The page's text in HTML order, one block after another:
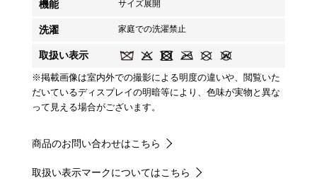
機能 サイズ展開
洗濯 家庭での洗濯禁止
取扱い表示
※掲載画像は室内外での撮影による明度の違いや、閲覧いた
だいているディスプレイの明暗等により、色味が実物と異な
って見える場合がございます。
商品のお問い合わせはこちら
取扱い表示マークについてはこちら